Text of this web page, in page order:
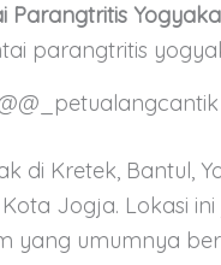
Parangtritis
di Kretek, Bantul,
Jogja. Lokasi
yang umumnya